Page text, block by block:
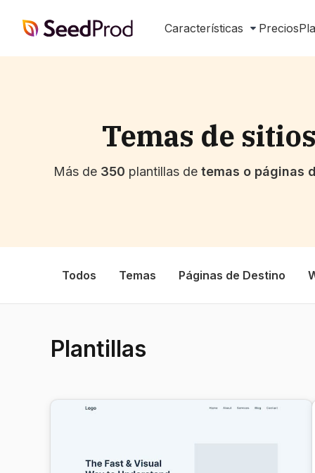
SeedProd Características Precios
Temas de
Más de 350 plantillas de temas o páginas
Todos Temas Páginas de Destino
Plantillas